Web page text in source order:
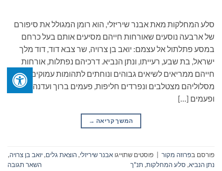
סלע המחלקות מאת אבנר שיריזלי, הוא רומן המגולל את סיפורם
של ארבעה נוסעים שאורחות חייהם מסיעים אותם בעל כרחם
במסע פתלתול אל עצמם: יואב בן צרויה, שר צבא דוד, דוד מלך
ישראל, בת שבע, רעייתו, ונתן הנביא. דרכיהם נפתלות, אורחות
חייהם ממריאים לשיאים גבוהים ונוחתים לתהומות עמוקים.
מסלוליהם מצטלבים ונפרדים חליפות, פעמים ברוך ועדנה,
ופעמים […]
המשך קריאה →
פורסם בפרוזה מקור פוסטים שתוייגו אבנר שיריזלי,הוצאת גלים,יואב בן צרויה,
נתן הנביא, סלע המחלקות, תנ"ך השאר תגובה